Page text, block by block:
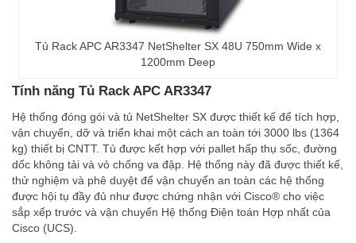
Tủ Rack APC AR3347 NetShelter SX 48U 750mm Wide x
1200mm Deep
Tính năng Tủ Rack APC AR3347
Hệ thống đóng gói và tủ NetShelter SX được thiết kế để tích hợp,
vận chuyển, dỡ và triển khai một cách an toàn tới 3000 lbs (1364
kg) thiết bị CNTT. Tủ được kết hợp với pallet hấp thụ sốc, đường
dốc không tải và vỏ chống va đập. Hệ thống này đã được thiết kế,
thử nghiệm và phê duyệt để vận chuyển an toàn các hệ thống
được hội tụ đầy đủ như được chứng nhận với Cisco® cho việc
sắp xếp trước và vận chuyển Hệ thống Điện toán Hợp nhất của
Cisco (UCS).